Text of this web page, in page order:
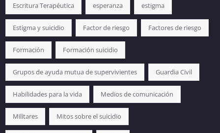
Escritura Terapéutica esperanza estigma
Estigma y suicidio Factor de riesgo Factores de riesgo
Formación Formación suicidio
Grupos de ayuda mutua de supervivientes Guardia Civil
Habilidades para la vida Medios de comunicación
Militares Mitos sobre el suicidio